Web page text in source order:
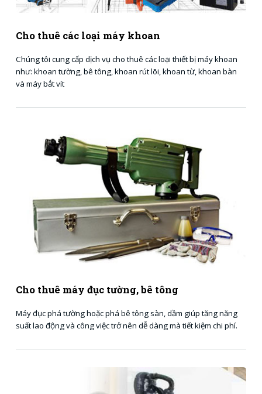
Cho thuê các loại máy khoan
Chúng tôi cung cấp dịch vụ cho thuê các loại thiết bị máy khoan
như: khoan tường, bê tông, khoan rút lõi, khoan từ, khoan bàn
và máy bắt vít
Cho thuê máy đục tường, bê tông
Máy đục phá tường hoặc phá bê tông sàn, dầm giúp tăng năng
suất lao động và công việc trở nên dễ dàng mà tiết kiệm chi phí.